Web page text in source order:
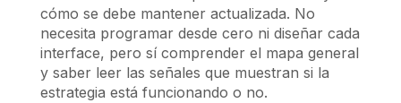
cómo se debe mantener actualizada. No
necesita programar desde cero ni diseñar cada
interface, pero sí comprender el mapa general
y saber leer las señales que muestran si la
estrategia está funcionando o no.